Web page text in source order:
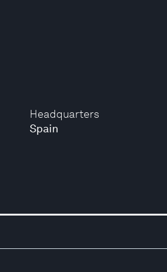
Headquarters
Spain